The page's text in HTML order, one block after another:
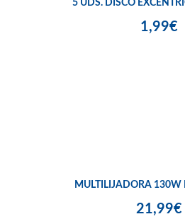
5 UDS. DISCO
1,99€
MULTILIJADORA
21,99€